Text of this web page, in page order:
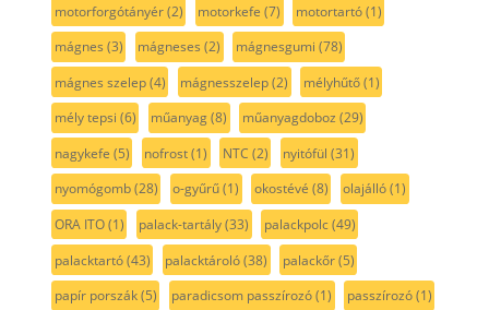
motorforgótányér(2) motorkefe (7) motortartó(1)
mágnes (3) mágneses (2) mágnesgumi (78)
mágnes szelep(4) mágnesszelep(2) mélyhűtő(1)
mély tepsi (6) műanyag(8) műanyagdoboz (29)
nagykefe (5) nofrost(1) NTC (2) nyitófül (31)
nyomógomb(28) o-gyűrű(1) okostévé (8) olajálló(1)
ORA ITO(1) palack-tartály(33) palackpolc(49)
palacktartó(43) palacktároló(38) palackőr(5)
papír porszák(5) paradicsom passzírozó(1) passzírozó(1)